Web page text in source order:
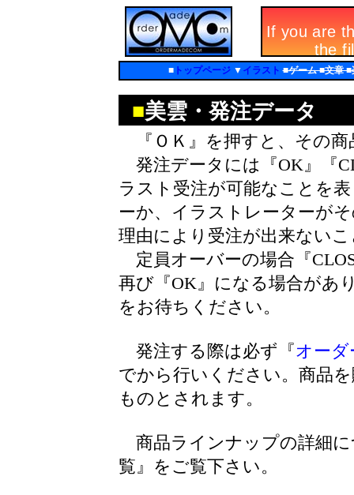
■トップページ▼ イラスト ■ゲーム ■文章
■美雲・発注データ
『ＯＫ』を押すと、その
発注データには『OK』『
ラスト受注が可能なことを
ーか、イラストレーターが
理由により受注が出来ない
定員オーバーの場合『
再び『OK』になる場合があ
をお待ちください。
発注する際は必ず『オーダ
でから行いください。商品
ものとされます。
商品ラインナップの詳細
覧』をご覧下さい。